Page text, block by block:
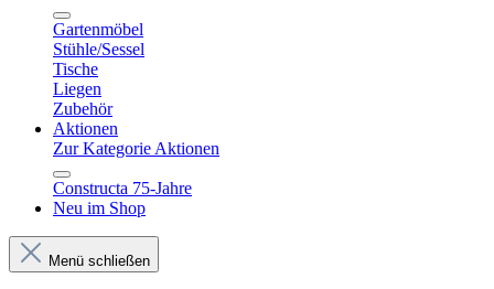
Gartenmöbel
Stühle/Sessel
Tische
Liegen
Zubehör
Aktionen
Zur Kategorie Aktionen
Constructa 75-Jahre
Neu im Shop
Menü schließen